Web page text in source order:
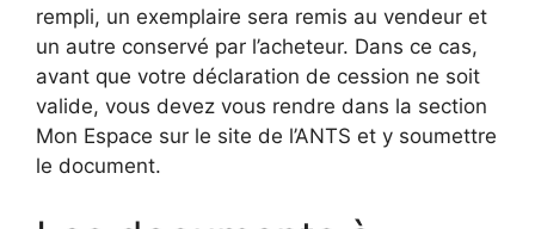
rempli, un exemplaire sera remis au vendeur et
un autre conservé par l’acheteur. Dans ce cas,
avant que votre déclaration de cession ne soit
valide, vous devez vous rendre dans la section
Mon Espace sur le site de l’ANTS et y soumettre
le document.